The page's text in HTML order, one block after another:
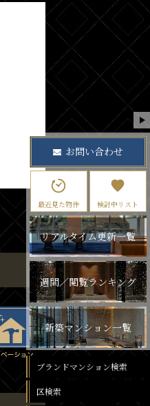
お問い合わせ
最近見た物件 検討中リスト
リアルタイム更新一覧
週間／閲覧ランキング
新築マンション一覧
ブランドマンション検索
区検索